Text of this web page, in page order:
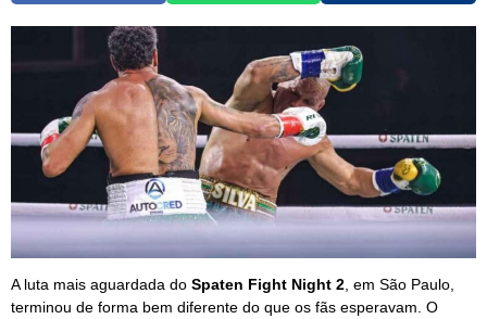
A luta mais aguardada do Spaten Fight Night 2 , em São Paulo,
terminou de forma bem diferente do que os fãs esperavam. O